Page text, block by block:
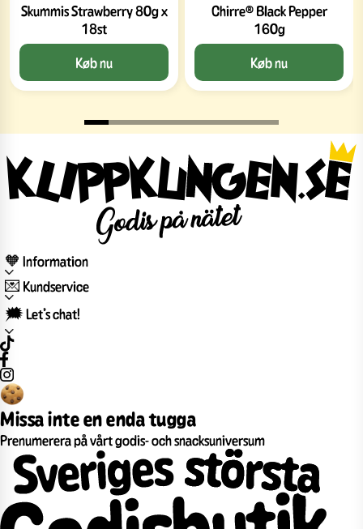
Skummis Strawberry 80g x
18st
Køb nu
Chirre® Black Pepper
160g
Køb nu
🧡 Information
💌 Kundservice
🗯️ Let’s chat!
Missa inte en enda tugga
Prenumerera på vårt godis- och snacksuniversum